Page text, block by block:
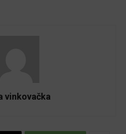
vinkovačka